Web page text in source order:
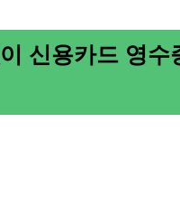
신용카드 영수